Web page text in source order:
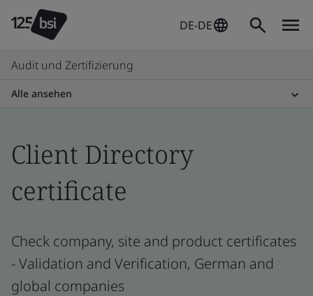
DE-DE
Audit und Zertifizierung
Alle ansehen
Client Directory
certificate
Check company, site and product certificates
- Validation and Verification, German and
global companies